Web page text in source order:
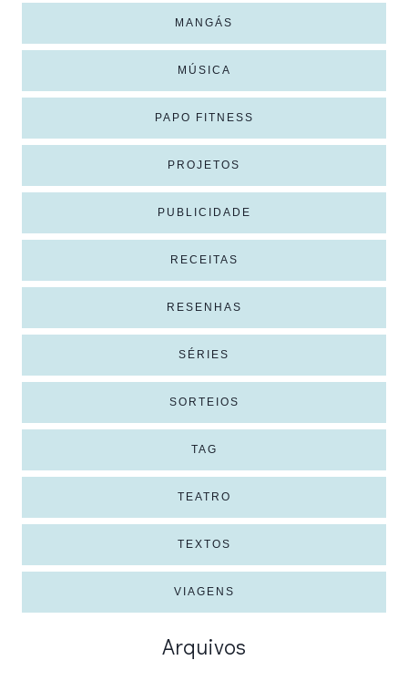
MANGÁS
MÚSICA
PAPO FITNESS
PROJETOS
PUBLICIDADE
RECEITAS
RESENHAS
SÉRIES
SORTEIOS
TAG
TEATRO
TEXTOS
VIAGENS
Arquivos